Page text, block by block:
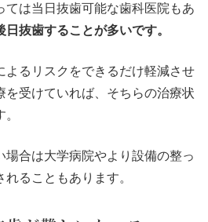
ては当日抜歯可能な歯科医院もあ
日抜歯することが多いです。
よるリスクをできるだけ軽減させ
を受けていれば、そちらの治療状
場合は大学病院やより設備の整っ
ることもあります。